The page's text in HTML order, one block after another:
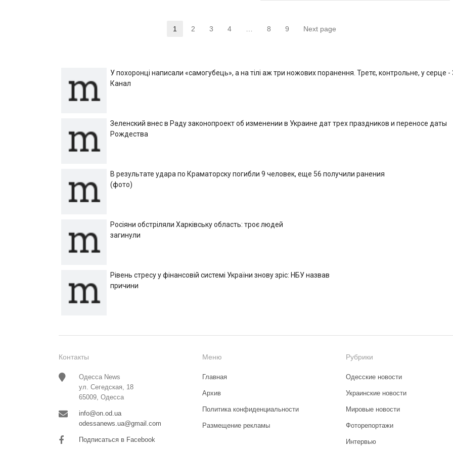
Страница
1 Страница
2 Страница
3 Страница
4 … Страница
8 Страница
9 Next page
У похоронці написали «самогубець», а на тілі аж три ножових поранення. Третє, контрольне, у серце -
Канал
Зеленский внес в Раду законопроект об изменении в Украине дат трех праздников и переносе даты
Рождества
В результате удара по Краматорску погибли 9 человек, еще 56 получили ранения
(фото)
Росіяни обстріляли Харківську область: троє людей
загинули
Рівень стресу у фінансовій системі України знову зріс: НБУ назвав
причини
Контакты
Одесса News
ул. Сегедская, 18
65009, Одесса
info@on.od.ua
odessanews.ua@gmail.com
Подписаться в Facebook
Меню
Главная
Архив
Политика конфиденциальности
Размещение рекламы
Рубрики
Одесские новости
Украинские новости
Мировые новости
Фоторепортажи
Интервью